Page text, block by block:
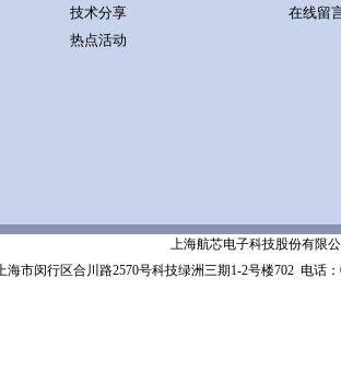
技术分享
热点活动
在线留
上海航芯电子科技股份有限公
海市闵行区合川路2570号科技绿洲三期1-2号楼702 电话